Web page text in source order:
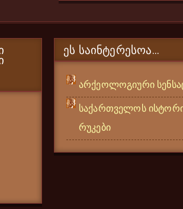
ᲔᲡ ᲡᲐᲘᲜᲢᲔᲠᲔᲡᲝᲐ...
არქეოლოგიური
საქართველოს
რუკები